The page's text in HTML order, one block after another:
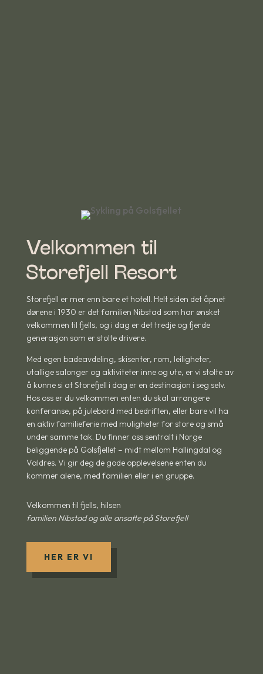
Velkommen til
Storefjell Resort
Storefjell er mer enn bare et hotell. Helt siden det åpnet
dørene i 1930 er det familien Nibstad som har ønsket
velkommen til fjells, og i dag er det tredje og fjerde
generasjon som er stolte drivere.
Med egen badeavdeling, skisenter, rom, leiligheter,
utallige salonger og aktiviteter inne og ute, er vi stolte av
å kunne si at Storefjell i dag er en destinasjon i seg selv.
Hos oss er du velkommen enten du skal arrangere
konferanse, på julebord med bedriften, eller bare vil ha
en aktiv familieferie med muligheter for store og små
under samme tak. Du finner oss sentralt i Norge
beliggende på Golsfjellet – midt mellom Hallingdal og
Valdres. Vi gir deg de gode opplevelsene enten du
kommer alene, med familien eller i en gruppe.
Velkommen til fjells, hilsen
familien Nibstad og alle ansatte på Storefjell
HER ER VI